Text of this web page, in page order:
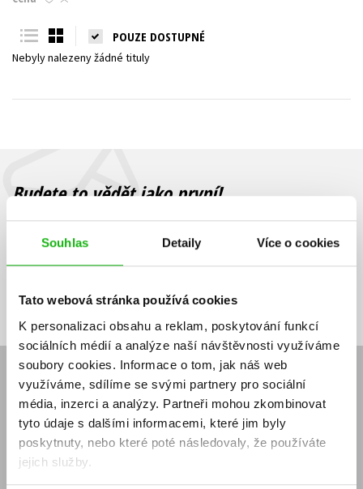
Souhlas Detaily Více o cookies
Tato webová stránka používá cookies
K personalizaci obsahu a reklam, poskytování funkcí
sociálních médií a analýze naší návštěvnosti využíváme
soubory cookies. Informace o tom, jak náš web
využíváme, sdílíme se svými partnery pro sociální
média, inzerci a analýzy. Partneři mohou zkombinovat
tyto údaje s dalšími informacemi, které jim byly
poskytnuty, nebo které poté následovaly, že používáte
jejich služby.
Young adult (SK)
Všechny tituly
POUZE DOSTUPNÉ
Nebyly nalezeny žádné tituly
Budete to vědět jako první!
Zajímá Vás, jaký knižní hit právě vychází, na jaké zboží je výhodná
sleva, jaká běží soutěž o ceny? Přihlášením k odběru našich e-
souhlasíte se zpracováním osobních údajů
mailová
adresa
mailová
adresa
Vaše e-mailová adresa Přihlásit se
E-SHOP
Aktuality
Naši autoři
Obchodní podmínky
Jak nakoupit
Knižní novinky
Dárkové poukazy
Affiliate program